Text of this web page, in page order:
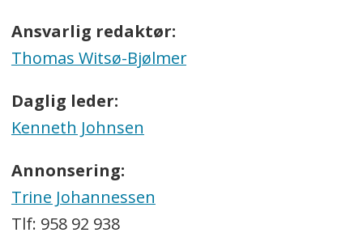
Ansvarlig redaktør:
Thomas Witsø-Bjølmer
Daglig leder:
Kenneth Johnsen
Annonsering:
Trine Johannessen
Tlf: 958 92 938